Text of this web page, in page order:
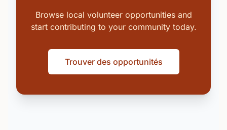
Browse local volunteer opportunities and
start contributing to your community today.
Trouver des opportunités